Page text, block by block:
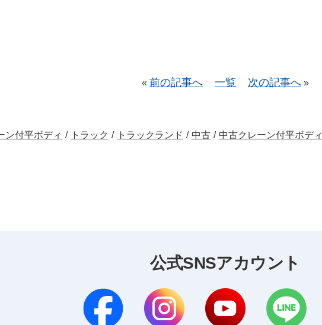
« 前の記事へ 一覧 次の記事へ »
ン付平ボディ / トラック / トラックランド / 中古 / 中古クレーン付平ボディ
公式SNSアカウント